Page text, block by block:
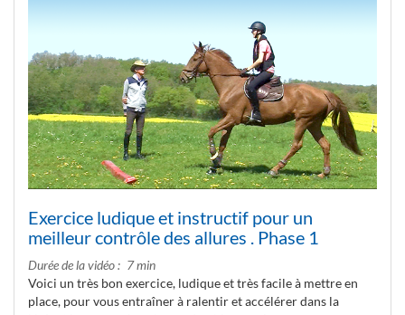
Exercice ludique et instructif pour un
meilleur contrôle des allures . Phase 1
Durée de la vidéo
7 min
Voici un très bon exercice, ludique et très facile à mettre en
place, pour vous entraîner à ralentir et accélérer dans la